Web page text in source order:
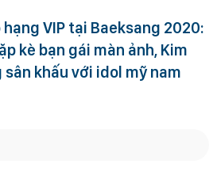
VIP tại Baeksang 2020:
kè bạn gái màn ảnh, Kim
sân khấu với idol mỹ nam